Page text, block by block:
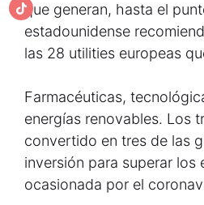
que generan, hasta el
estadounidense
las 28 utilities europeas
Farmacéuticas,
energías renovables. Los
convertido en tres de las
inversión para superar los
ocasionada por el